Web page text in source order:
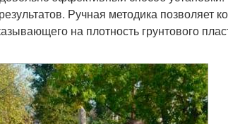
Ручная методика позволяет
на плотность грунтового